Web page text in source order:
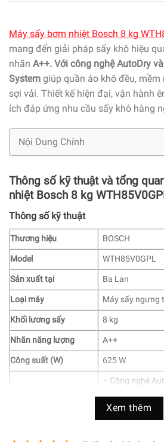
Máy sấy bơm nhiệt Bosch 8 kg
mang đến giải pháp sấy khô hiệu
nhãn A++. Với công nghệ AutoDry
System giúp quần áo khô đều, mềm
sợi vải. Thiết kế hiện đại, vận hành
ích đáp ứng nhu cầu sấy khô hàng
Nội Dung Chính
Thông số kỹ thuật và tổng
nhiệt Bosch 8 kg
Thông số kỹ thuật
Thương hiệu
BOSCH
Model
WTH85V0GPL
Sản xuất tại
Ba Lan
Loại máy
Máy sấy ngưng
Khối lương sấy
8 kg
Nhãn năng lượng
A++
Công suất (W)
625 W
– Công nghệ
– Hệ thông sấy
co rút vải
Xem thêm